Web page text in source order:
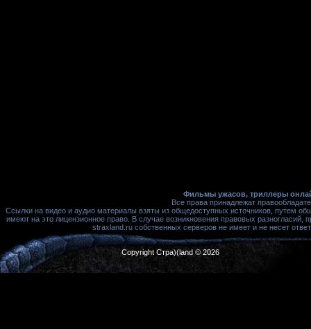
Фильмы ужасов, триллеры
Все права принадлежат
Ссылки на видео и аудио материалы взяты из общедоступных источников, путем
имеют на это лицензионное право. В случае возникновения правовых
straxland.ru собственных серверов не имеет и не несет
Copyright Стра)(land © 2026